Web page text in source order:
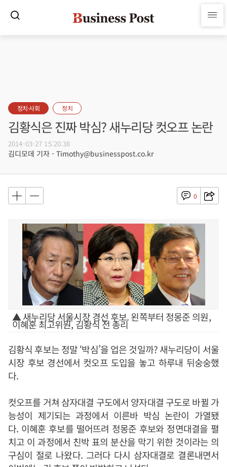
정치·사회 정치
김황식은 진짜 박심? 새누리당 컷오프 논란
2014-03-27 15:20:38
김디모데 기자 - Timothy@businesspost.co.kr
0
▲ 새누리당 서울시장 경선 후보. 왼쪽부터 정몽준 의원,
이혜훈 최고위원, 김황식 전 총리
김황식 후보는 정말 ‘박심’을 업은 것일까? 새누리당이 서울
시장 후보 경선에서 컷오프 도입을 놓고 하루내 뒤숭숭했
다.
컷오프를 거쳐 삼자대결 구도에서 양자대결 구도로 바뀔 가
능성이 제기되는 과정에서 이른바 박심 논란이 가열됐
다. 이혜훈 후보를 떨어뜨려 정몽준 후보와 정면대결을 펼
치고 이 과정에서 친박 표의 분산을 막기 위한 것이라는 의
구심이 절로 나왔다. 그러다 다시 삼자대결로 결론내면서